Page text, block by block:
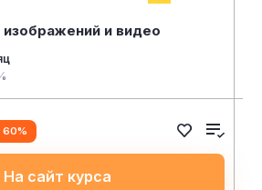
и видео
60%
На сайт курса